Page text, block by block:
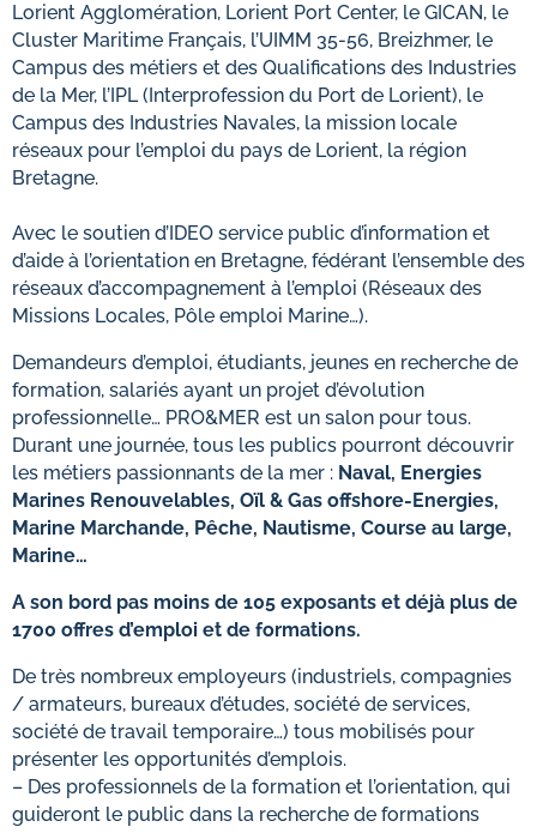
Lorient Agglomération, Lorient Port Center, le GICAN, le
Cluster Maritime Français, l’UIMM 35-56, Breizhmer, le
Campus des métiers et des Qualifications des Industries
de la Mer, l’IPL (Interprofession du Port de Lorient), le
Campus des Industries Navales, la mission locale
réseaux pour l’emploi du pays de Lorient, la région
Bretagne.
Avec le soutien d’IDEO service public d’information et
d’aide à l’orientation en Bretagne, fédérant l’ensemble des
réseaux d’accompagnement à l’emploi (Réseaux des
Missions Locales, Pôle emploi Marine…).
Demandeurs d’emploi, étudiants, jeunes en recherche de
formation, salariés ayant un projet d’évolution
professionnelle… PRO&MER est un salon pour tous.
Durant une journée, tous les publics pourront découvrir
les métiers passionnants de la mer : Naval, Energies
Marines Renouvelables, Oïl & Gas offshore-Energies,
Marine Marchande, Pêche, Nautisme, Course au large,
Marine…
A son bord pas moins de 105 exposants et déjà plus de
1700 offres d’emploi et de formations.
De très nombreux employeurs (industriels, compagnies
/ armateurs, bureaux d’études, société de services,
société de travail temporaire…) tous mobilisés pour
présenter les opportunités d’emplois.
– Des professionnels de la formation et l’orientation, qui
guideront le public dans la recherche de formations